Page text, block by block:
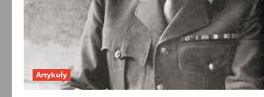
Artykuły